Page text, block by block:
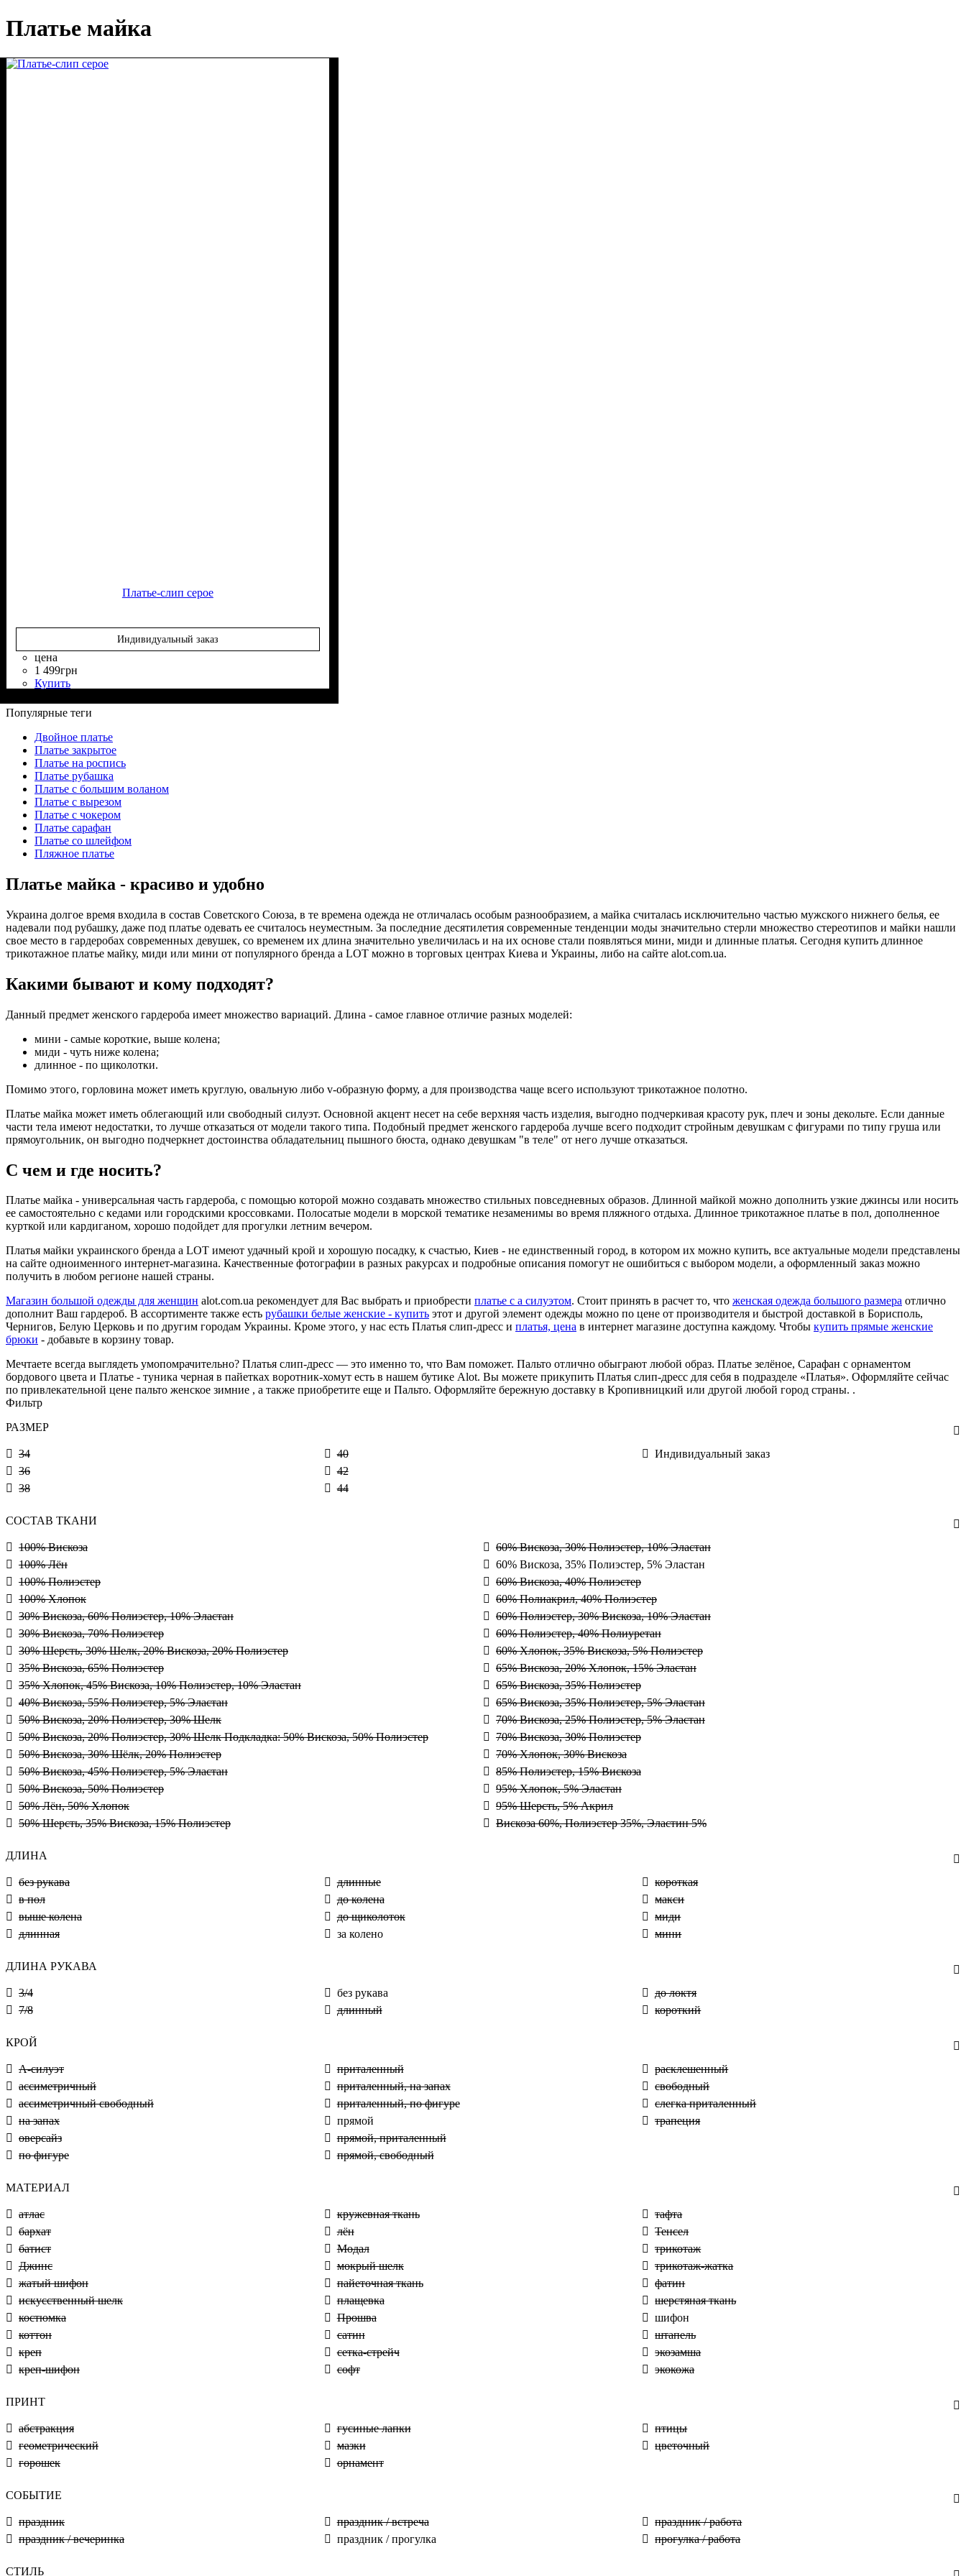
Платье майка
Платье-слип серое
Индивидуальный заказ
цена
1 499грн
Купить
Популярные теги
Двойное платье
Платье закрытое
Платье на роспись
Платье рубашка
Платье с большим воланом
Платье с вырезом
Платье с чокером
Платье сарафан
Платье со шлейфом
Пляжное платье
Платье майка - красиво и удобно
Украина долгое время входила в состав Советского Союза, в те времена одежда не отличалась особым разнообразием, а майка считалась исключительно частью мужского нижнего белья, ее
надевали под рубашку, даже под платье одевать ее считалось неуместным. За последние десятилетия современные тенденции моды значительно стерли множество стереотипов и майки нашли
свое место в гардеробах современных девушек, со временем их длина значительно увеличилась и на их основе стали появляться мини, миди и длинные платья. Сегодня купить длинное
трикотажное платье майку, миди или мини от популярного бренда a LOT можно в торговых центрах Киева и Украины, либо на сайте alot.com.ua.
Какими бывают и кому подходят?
Данный предмет женского гардероба имеет множество вариаций. Длина - самое главное отличие разных моделей:
мини - самые короткие, выше колена;
миди - чуть ниже колена;
длинное - по щиколотки.
Помимо этого, горловина может иметь круглую, овальную либо v-образную форму, а для производства чаще всего используют трикотажное полотно.
Платье майка может иметь облегающий или свободный силуэт. Основной акцент несет на себе верхняя часть изделия, выгодно подчеркивая красоту рук, плеч и зоны декольте. Если данные
части тела имеют недостатки, то лучше отказаться от модели такого типа. Подобный предмет женского гардероба лучше всего подходит стройным девушкам с фигурами по типу груша или
прямоугольник, он выгодно подчеркнет достоинства обладательниц пышного бюста, однако девушкам "в теле" от него лучше отказаться.
С чем и где носить?
Платье майка - универсальная часть гардероба, с помощью которой можно создавать множество стильных повседневных образов. Длинной майкой можно дополнить узкие джинсы или носить
ее самостоятельно с кедами или городскими кроссовками. Полосатые модели в морской тематике незаменимы во время пляжного отдыха. Длинное трикотажное платье в пол, дополненное
курткой или кардиганом, хорошо подойдет для прогулки летним вечером.
Платья майки украинского бренда a LOT имеют удачный крой и хорошую посадку, к счастью, Киев - не единственный город, в котором их можно купить, все актуальные модели представлены
на сайте одноименного интернет-магазина. Качественные фотографии в разных ракурсах и подробные описания помогут не ошибиться с выбором модели, а оформленный заказ можно
получить в любом регионе нашей страны.
Магазин большой одежды для женщин alot.com.ua рекомендует для Вас выбрать и приобрести платье с а силуэтом. Стоит принять в расчет то, что женская одежда большого размера отлично
дополнит Ваш гардероб. В ассортименте также есть рубашки белые женские - купить этот и другой элемент одежды можно по цене от производителя и быстрой доставкой в Борисполь,
Чернигов, Белую Церковь и по другим городам Украины. Кроме этого, у нас есть Платья слип-дресс и платья, цена в интернет магазине доступна каждому. Чтобы купить прямые женские
брюки - добавьте в корзину товар.
Мечтаете всегда выглядеть умопомрачительно? Платья слип-дресс — это именно то, что Вам поможет. Пальто отлично обыграют любой образ. Платье зелёное, Сарафан с орнаментом
бордового цвета и Платье - туника черная в пайетках воротник-хомут есть в нашем бутике Alot. Вы можете прикупить Платья слип-дресс для себя в подразделе «Платья». Оформляйте сейчас
по привлекательной цене пальто женское зимние , а также приобретите еще и Пальто. Оформляйте бережную доставку в Кропивницкий или другой любой город страны. .
Фильтр
РАЗМЕР
34
36
38
40
42
44
Индивидуальный заказ
СОСТАВ ТКАНИ
100% Вискоза
100% Лён
100% Полиэстер
100% Хлопок
30% Вискоза, 60% Полиэстер, 10% Эластан
30% Вискоза, 70% Полиэстер
30% Шерсть, 30% Шелк, 20% Вискоза, 20% Полиэстер
35% Вискоза, 65% Полиэстер
35% Хлопок, 45% Вискоза, 10% Полиэстер, 10% Эластан
40% Вискоза, 55% Полиэстер, 5% Эластан
50% Вискоза, 20% Полиэстер, 30% Шелк
50% Вискоза, 20% Полиэстер, 30% Шелк Подкладка: 50% Вискоза, 50% Полиэстер
50% Вискоза, 30% Шёлк, 20% Полиэстер
50% Вискоза, 45% Полиэстер, 5% Эластан
50% Вискоза, 50% Полиэстер
50% Лён, 50% Хлопок
50% Шерсть, 35% Вискоза, 15% Полиэстер
60% Вискоза, 30% Полиэстер, 10% Эластан
60% Вискоза, 35% Полиэстер, 5% Эластан
60% Вискоза, 40% Полиэстер
60% Полиакрил, 40% Полиэстер
60% Полиэстер, 30% Вискоза, 10% Эластан
60% Полиэстер, 40% Полиуретан
60% Хлопок, 35% Вискоза, 5% Полиэстер
65% Вискоза, 20% Хлопок, 15% Эластан
65% Вискоза, 35% Полиэстер
65% Вискоза, 35% Полиэстер, 5% Эластан
70% Вискоза, 25% Полиэстер, 5% Эластан
70% Вискоза, 30% Полиэстер
70% Хлопок, 30% Вискоза
85% Полиэстер, 15% Вискоза
95% Хлопок, 5% Эластан
95% Шерсть, 5% Акрил
Вискоза 60%, Полиэстер 35%, Эластин 5%
ДЛИНА
без рукава
в пол
выше колена
длинная
длинные
до колена
до щиколоток
за колено
короткая
макси
миди
мини
ДЛИНА РУКАВА
3/4
7/8
без рукава
длинный
до локтя
короткий
КРОЙ
А-силуэт
ассиметричный
ассиметричный свободный
на запах
оверсайз
по фигуре
приталенный
приталенный, на запах
приталенный, по фигуре
прямой
прямой, приталенный
прямой, свободный
расклешенный
свободный
слегка приталенный
трапеция
МАТЕРИАЛ
атлас
бархат
батист
Джинс
жатый шифон
искусственный шелк
костюмка
коттон
креп
креп-шифон
кружевная ткань
лён
Модал
мокрый шелк
пайеточная ткань
плащевка
Прошва
сатин
сетка-стрейч
софт
тафта
Тенсел
трикотаж
трикотаж-жатка
фатин
шерстяная ткань
шифон
штапель
экозамша
экокожа
ПРИНТ
абстракция
геометрический
горошек
гусиные лапки
мазки
орнамент
птицы
цветочный
СОБЫТИЕ
праздник
праздник / вечеринка
праздник / встреча
праздник / прогулка
праздник / работа
прогулка / работа
СТИЛЬ